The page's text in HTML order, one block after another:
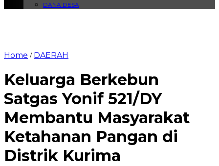
DANA DESA
Home / DAERAH
Keluarga Berkebun
Satgas Yonif 521/DY
Membantu Masyarakat
Ketahanan Pangan di
Distrik Kurima